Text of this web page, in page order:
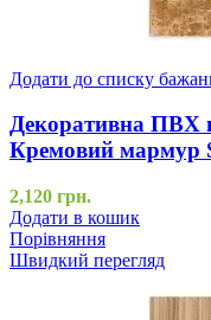
Додати до списку
Декоративна ПВХ
Кремовий мармур
2,120 грн.
Додати в кошик
Порівняння
Швидкий перегляд